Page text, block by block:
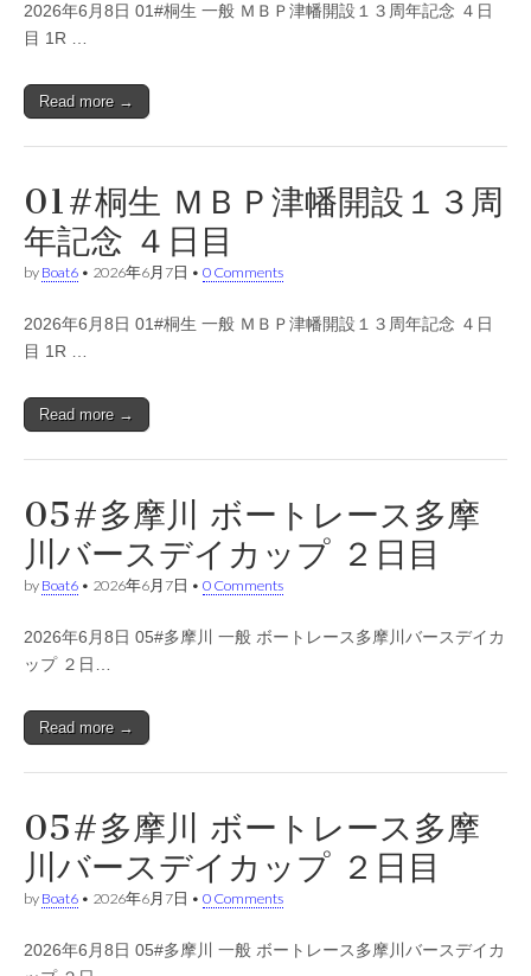
2026年6月8日 01#桐生 一般 ＭＢＰ津幡開設１３周年記念 ４日
目 1R …
Read more →
01#桐生 ＭＢＰ津幡開設１３周
年記念 ４日目
by Boat6 • 2026年6月7日 • 0 Comments
2026年6月8日 01#桐生 一般 ＭＢＰ津幡開設１３周年記念 ４日
目 1R …
Read more →
05#多摩川 ボートレース多摩
川バースデイカップ ２日目
by Boat6 • 2026年6月7日 • 0 Comments
2026年6月8日 05#多摩川 一般 ボートレース多摩川バースデイカ
ップ ２日…
Read more →
05#多摩川 ボートレース多摩
川バースデイカップ ２日目
by Boat6 • 2026年6月7日 • 0 Comments
2026年6月8日 05#多摩川 一般 ボートレース多摩川バースデイカ